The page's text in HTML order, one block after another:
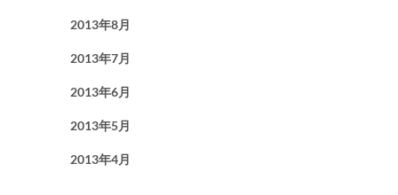
2013年8月
2013年7月
2013年6月
2013年5月
2013年4月